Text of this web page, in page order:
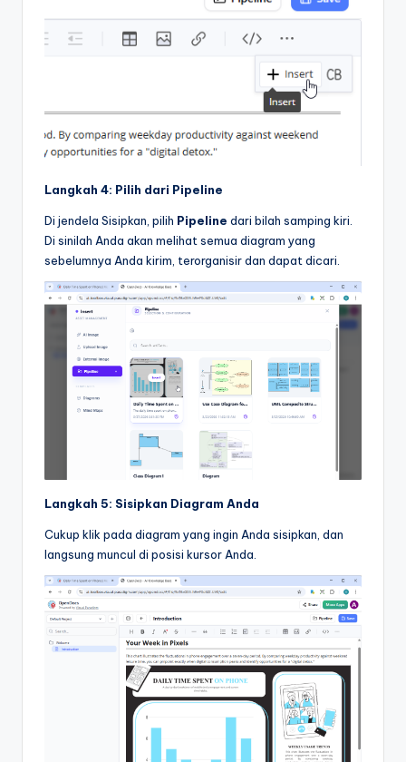
Langkah 4: Pilih dari Pipeline
Di jendela Sisipkan, pilih Pipeline dari bilah samping kiri.
Di sinilah Anda akan melihat semua diagram yang
sebelumnya Anda kirim, terorganisir dan dapat dicari.
Langkah 5: Sisipkan Diagram Anda
Cukup klik pada diagram yang ingin Anda sisipkan, dan
langsung muncul di posisi kursor Anda.